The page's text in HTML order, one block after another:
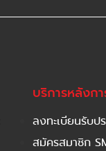
บริการหลังก
ลงทะเบียนรับป
สมัครสมาชิก